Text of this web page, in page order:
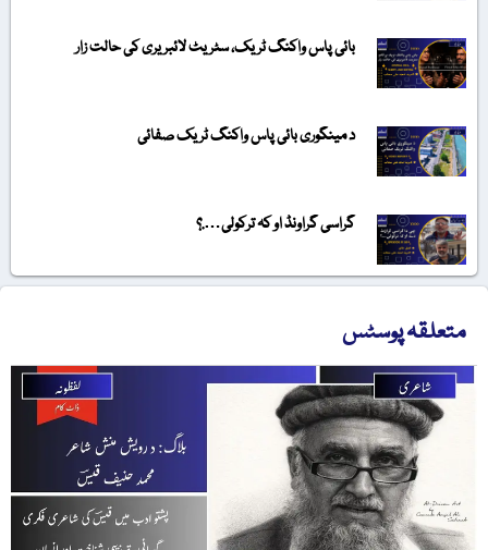
بائی پاس واکنگ ٹریک، سٹریٹ لائبریری کی حالت زار
د مینگوری بائی پاس واکنگ ٹریک صفائی
گراسی گراونڈ او کہ ترکولی….؟
متعلقہ پوسٹس